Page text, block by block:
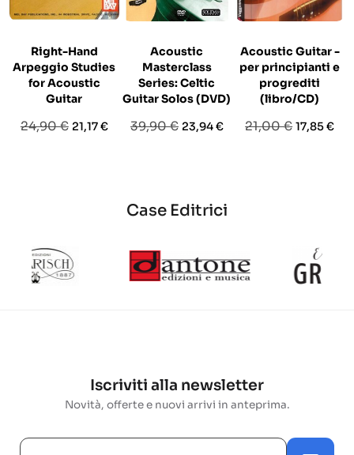
Right-Hand
Arpeggio Studies
for Acoustic
Guitar
Prezzo
24,90 € Prezzo
21,17 €
Acoustic
Masterclass
Series: Celtic
Guitar Solos (DVD)
Prezzo
39,90 € Prezzo
23,94 €
Acoustic Guitar -
per principianti e
progrediti
(libro/CD)
Prezzo
21,00 € Prezzo
17,85 €
Case Editrici
Iscriviti alla newsletter
Novità, offerte e nuovi arrivi in anteprima.